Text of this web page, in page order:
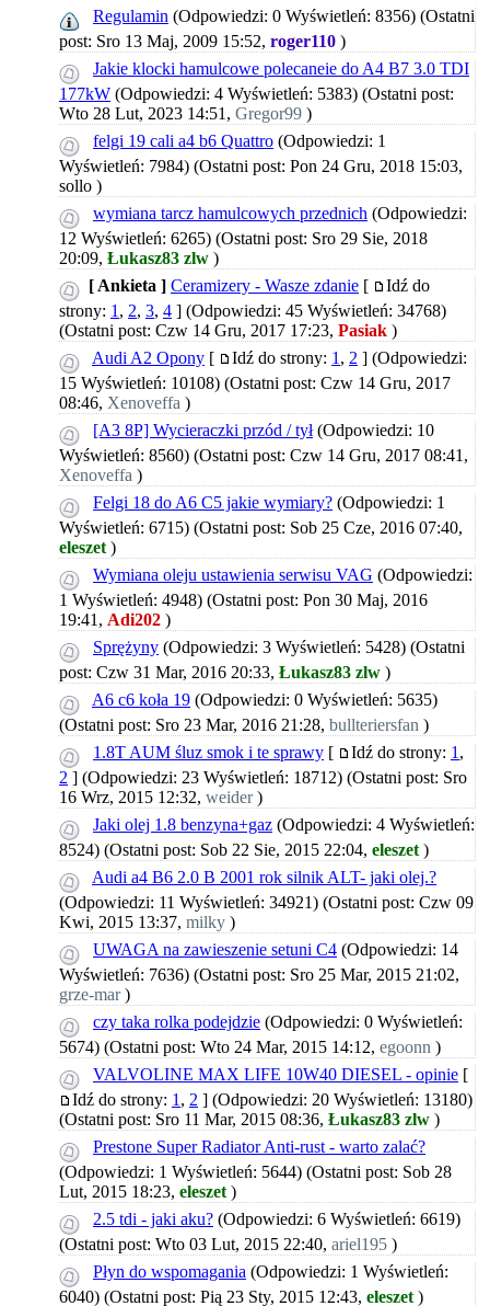
Regulamin (Odpowiedzi: 0 Wyświetleń: 8356) (Ostatni
post: Sro 13 Maj, 2009 15:52, roger110 )
Jakie klocki hamulcowe polecaneie do A4 B7 3.0 TDI
177kW (Odpowiedzi: 4 Wyświetleń: 5383) (Ostatni post:
Wto 28 Lut, 2023 14:51, Gregor99 )
felgi 19 cali a4 b6 Quattro (Odpowiedzi: 1
Wyświetleń: 7984) (Ostatni post: Pon 24 Gru, 2018 15:03,
sollo )
wymiana tarcz hamulcowych przednich (Odpowiedzi:
12 Wyświetleń: 6265) (Ostatni post: Sro 29 Sie, 2018
20:09, Łukasz83 zlw )
[ Ankieta ] Ceramizery - Wasze zdanie [
Idź do
strony: 1 , 2, 3, 4 ] (Odpowiedzi: 45 Wyświetleń: 34768)
(Ostatni post: Czw 14 Gru, 2017 17:23, Pasiak )
Audi A2 Opony [ Idź do strony: 1 , 2 ] (Odpowiedzi:
15 Wyświetleń: 10108) (Ostatni post: Czw 14 Gru, 2017
08:46, Xenoveffa )
[A3 8P] Wycieraczki przód / tył (Odpowiedzi: 10
Wyświetleń: 8560) (Ostatni post: Czw 14 Gru, 2017 08:41,
Xenoveffa )
Felgi 18 do A6 C5 jakie wymiary? (Odpowiedzi: 1
Wyświetleń: 6715) (Ostatni post: Sob 25 Cze, 2016 07:40,
eleszet )
Wymiana oleju ustawienia serwisu VAG (Odpowiedzi:
1 Wyświetleń: 4948) (Ostatni post: Pon 30 Maj, 2016
19:41, Adi202 )
Sprężyny (Odpowiedzi: 3 Wyświetleń: 5428) (Ostatni
post: Czw 31 Mar, 2016 20:33, Łukasz83 zlw )
A6 c6 koła 19 (Odpowiedzi: 0 Wyświetleń: 5635)
(Ostatni post: Sro 23 Mar, 2016 21:28, bullteriersfan )
1.8T AUM śluz smok i te sprawy [ Idź do strony: 1 ,
2 ] (Odpowiedzi: 23 Wyświetleń: 18712) (Ostatni post: Sro
16 Wrz, 2015 12:32, weider)
Jaki olej 1.8 benzyna+gaz (Odpowiedzi: 4 Wyświetleń:
8524) (Ostatni post: Sob 22 Sie, 2015 22:04, eleszet )
Audi a4 B6 2.0 B 2001 rok silnik ALT- jaki olej.?
(Odpowiedzi: 11 Wyświetleń: 34921) (Ostatni post: Czw 09
Kwi, 2015 13:37, milky )
UWAGA na zawieszenie setuni C4 (Odpowiedzi: 14
Wyświetleń: 7636) (Ostatni post: Sro 25 Mar, 2015 21:02,
grze-mar)
czy taka rolka podejdzie (Odpowiedzi: 0 Wyświetleń:
5674) (Ostatni post: Wto 24 Mar, 2015 14:12, egoonn )
VALVOLINE MAX LIFE 10W40 DIESEL - opinie [
Idź do strony: 1 , 2 ] (Odpowiedzi: 20 Wyświetleń: 13180)
(Ostatni post: Sro 11 Mar, 2015 08:36, Łukasz83 zlw )
Prestone Super Radiator Anti-rust - warto zalać?
(Odpowiedzi: 1 Wyświetleń: 5644) (Ostatni post: Sob 28
Lut, 2015 18:23, eleszet )
2.5 tdi - jaki aku? (Odpowiedzi: 6 Wyświetleń: 6619)
(Ostatni post: Wto 03 Lut, 2015 22:40, ariel195 )
Płyn do wspomagania (Odpowiedzi: 1 Wyświetleń:
6040) (Ostatni post: Pią 23 Sty, 2015 12:43, eleszet )